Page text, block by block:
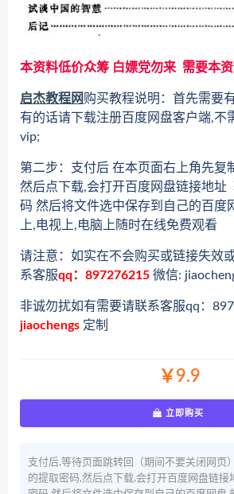
本资料低价众筹 白嫖党勿来 需要本
启杰教程网购买教程说明：首先需要
有的话请下载注册百度网盘客户端,不
vip;
第二步：支付后 在本页面右上角先复
然后点下载,会打开百度网盘链接地址
码 然后将文件选中保存到自己的百度
上,电视上,电脑上随时在线免费观看
请注意：如实在不会购买或链接失效
系客服qq：897276215 微信:
非诚勿扰如有需要请联系客服qq：
jiaochengs 定制
￥9.9
立即购买
支付后,等待页面跳转回（期间不要关闭网页
的提取密码,然后点下载,会打开百度网盘链接